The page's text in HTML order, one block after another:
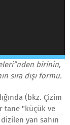
birinin,
sıra dışı formu.
(bkz. Çizim
tane "küçük ve
yan sahın